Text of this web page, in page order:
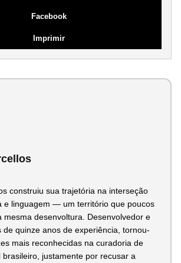
Facebook
Imprimir
construiu sua trajetória na interseção
e linguagem — um território que poucos
mesma desenvoltura. Desenvolvedor e
de quinze anos de experiência, tornou-
mais reconhecidas na curadoria de
brasileiro, justamente por recusar a